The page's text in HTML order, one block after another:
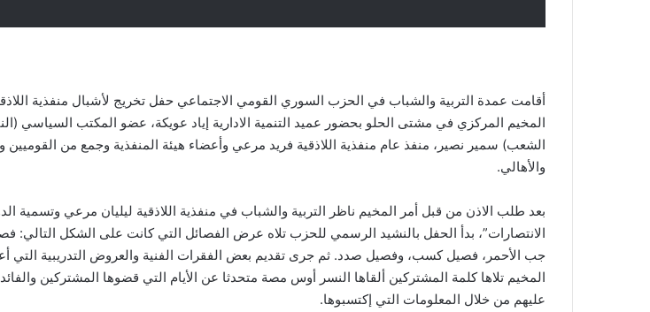
أقامت عمدة التربية والشباب في الحزب السوري القومي الاجتماعي حفل تخريج لأشبال منفذية
المخيم المركزي في مشتى الحلو بحضور عميد التنمية الادارية إياد عويكة، عضو المكتب السياسي
الشعب) سمير نصير، منفذ عام منفذية اللاذقية فريد مرعي وأعضاء هيئة المنفذية وجمع من القوميين
والأهالي.
بعد طلب الاذن من قبل أمر المخيم ناظر التربية والشباب في منفذية اللاذقية ليليان مرعي وتسمية
الانتصارات”، بدأ الحفل بالنشيد الرسمي للحزب تلاه عرض الفصائل التي كانت على الشكل التالي:
جب الأحمر، فصيل كسب، وفصيل صدد. ثم جرى تقديم بعض الفقرات الفنية والعروض التدريبية التي
المخيم تلاها كلمة المشتركين ألقاها النسر أوس مصة متحدثا عن الأيام التي قضوها المشتركين
عليهم من خلال المعلومات التي إكتسبوها.